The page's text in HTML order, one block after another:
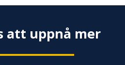
att uppnå mer